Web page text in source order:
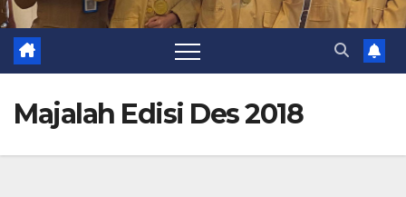
Majalah Edisi Des 2018